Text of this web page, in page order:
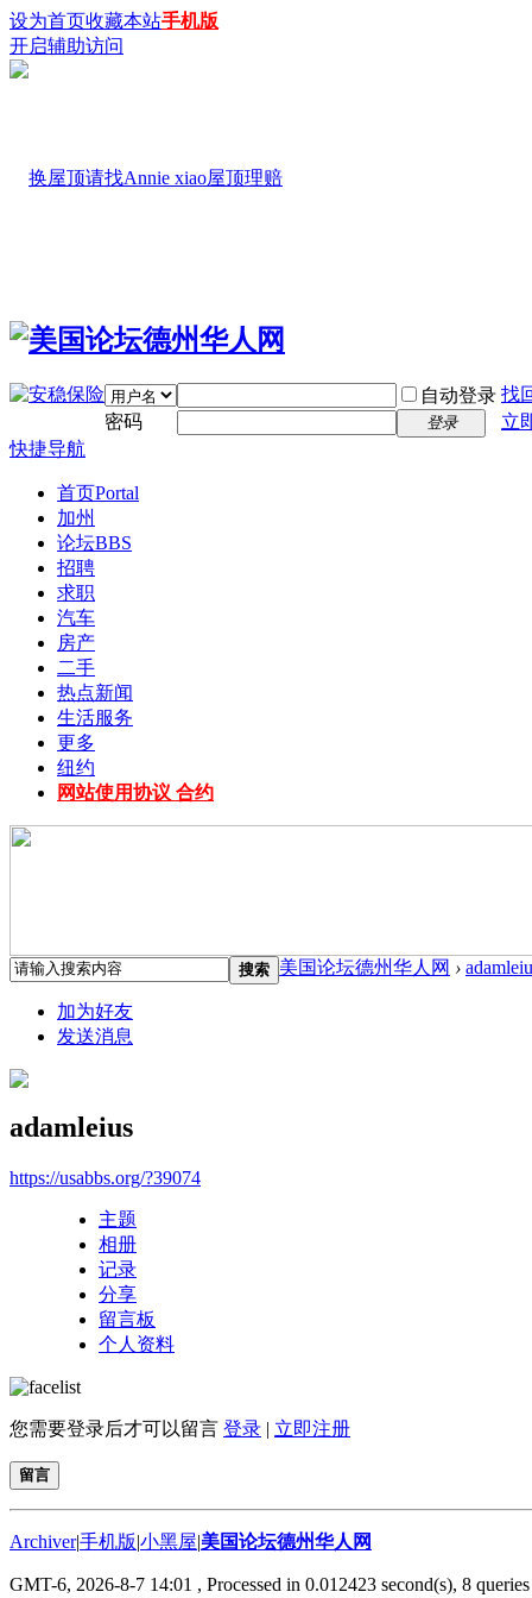
设为首页收藏本站手机版
开启辅助访问
自动登录 找
密码
登录
立
快捷导航
首页Portal
加州
论坛BBS
招聘
求职
汽车
房产
二手
热点新闻
生活服务
更多
纽约
网站使用协议 合约
搜索 美国论坛德州华人网 ›
加为好友
发送消息
adamleius
https://usabbs.org/?39074
主题
相册
记录
分享
留言板
个人资料
您需要登录后才可以留言 登录 | 立即注册
留言
Archiver|手机版|小黑屋|美国论坛德州华人网
GMT-6, 2026-8-7 14:01 , Processed in 0.012423 second(s), 8